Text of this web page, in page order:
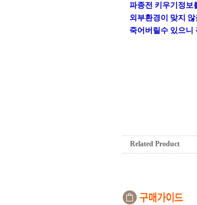
파종전 키우기정보
외부환경이 맞지
죽어버릴수 있으니
Related Product